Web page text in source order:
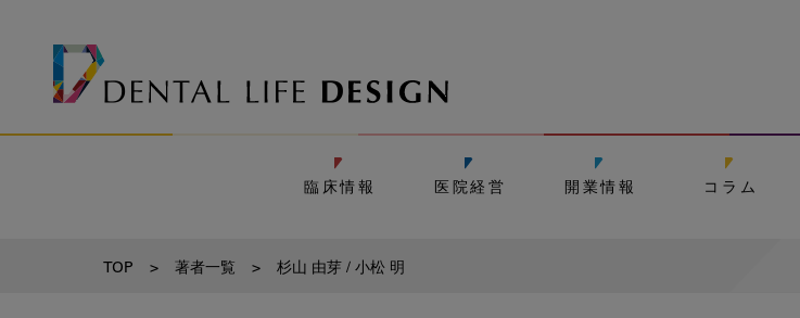
臨床情報 医院経営 開業情報 コラム
TOP > 著者一覧 > 杉山 由芽 / 小松 明